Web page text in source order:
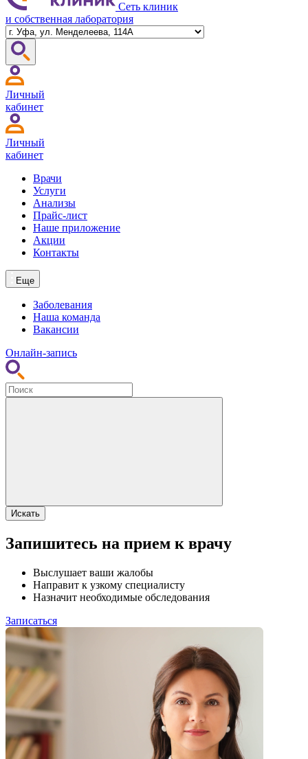
Сеть клиник
и собственная лаборатория
Личный
кабинет
Личный
кабинет
Врачи
Услуги
Анализы
Прайс-лист
Наше приложение
Акции
Контакты
Еще
Заболевания
Наша команда
Вакансии
Онлайн-запись
Искать
Запишитесь на прием к врачу
Выслушает ваши жалобы
Направит к узкому специалисту
Назначит необходимые обследования
Записаться